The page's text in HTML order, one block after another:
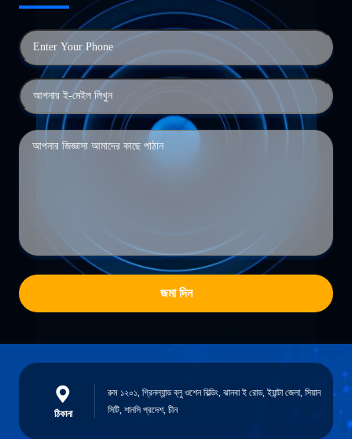
জমা দিন
ঠিকানা
রুম ১২০১, গ্রিনল্যান্ড ব্লু ওশেন বিল্ডিং, ঝানবা ই রোড, ইয়ান্টা জেলা, সিয়ান
সিটি, শানসি প্রদেশ, চীন